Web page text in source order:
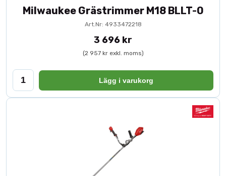
val för yrkesanvändare som kräver effektivitet, mobilitet och
pålitlig prestanda i varje moment.
Milwaukee Grästrimmer M18 BLLT-0
Art.Nr: 4933472218
3 696 kr
(2 957 kr exkl. moms)
Lägg i varukorg